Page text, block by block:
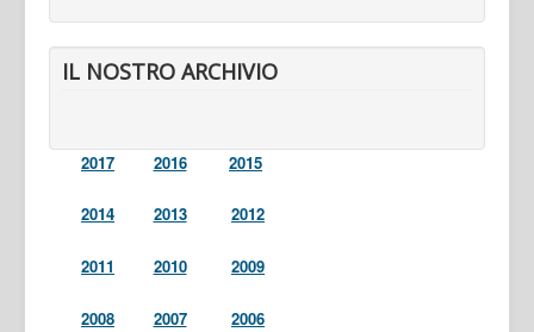
IL NOSTRO ARCHIVIO
2017 2016 2015
2014 2013 2012
2011 2010 2009
2008 2007 2006